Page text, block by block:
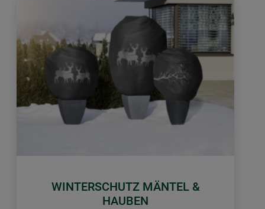
WINTERSCHUTZ MÄNTEL &
HAUBEN